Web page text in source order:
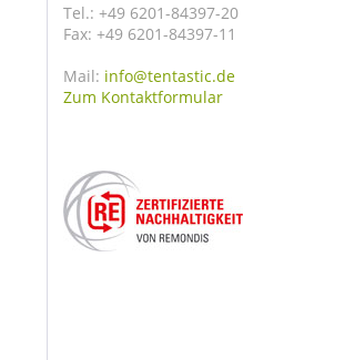
Tel.: +49 6201-84397-20
Fax: +49 6201-84397-11
Mail: info@tentastic.de
Zum Kontaktformular